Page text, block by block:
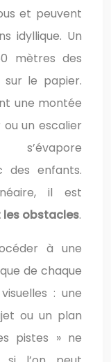
et peuvent
idyllique. Un
mètres des
le papier.
une montée
un escalier
des enfants.
il est
les obstacles.
à une
de chaque
: une
ou un plan
pistes » ne